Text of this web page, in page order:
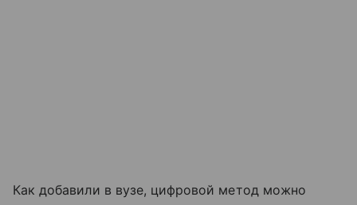
Как добавили в вузе, цифровой метод можно